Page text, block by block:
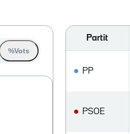
%Vots
Partit
PP
PSOE